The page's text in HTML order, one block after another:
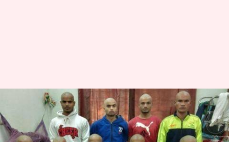
मैच हारने के बाद कोच के कहने पर
बंगाल अंडर-19 टीम के खिलाड़ी हुए
गंजे